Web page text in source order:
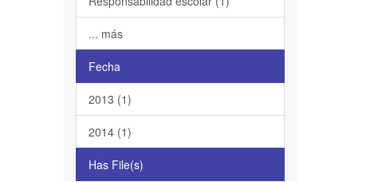
... más
Fecha
2013 (1)
2014 (1)
Has File(s)